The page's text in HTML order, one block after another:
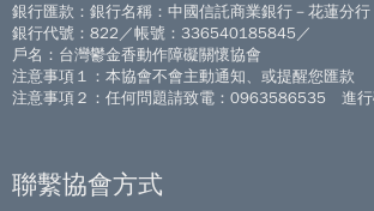
銀行匯款：銀行名稱：中國信託商業銀行－花蓮分行
銀行代號：822／帳號：336540185845／
戶名：台灣鬱金香動作障礙關懷協會
注意事項１：本協會不會主動通知、或提醒您匯款
注意事項２：任何問題請致電：0963586535 進
聯繫協會方式